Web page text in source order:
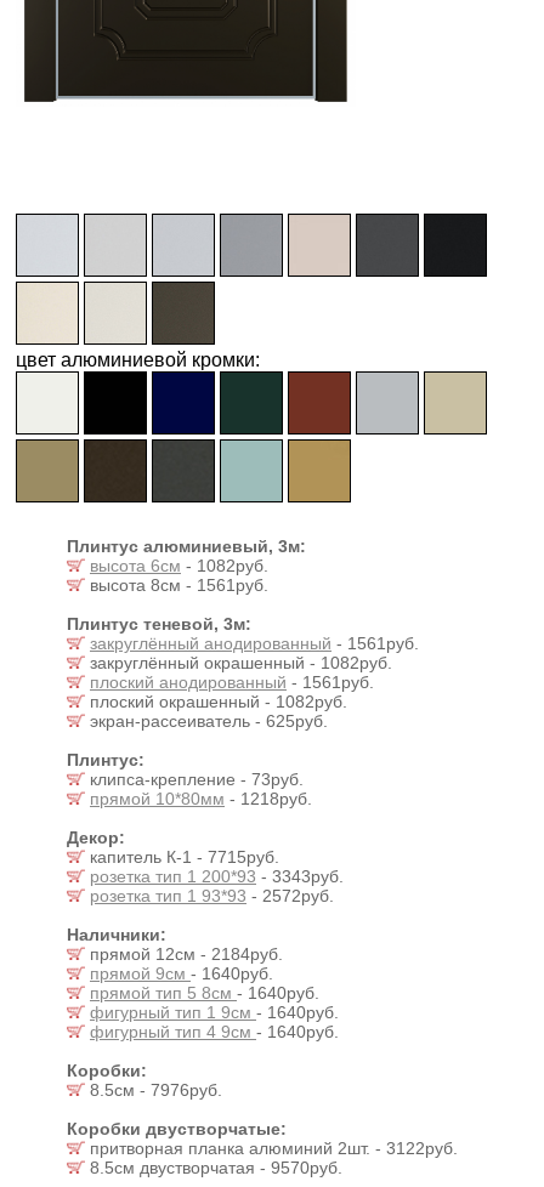
цвет алюминиевой кромки:
Плинтус алюминиевый, 3м:
высота 6см - 1082руб.
высота 8см - 1561руб.
Плинтус теневой, 3м:
закруглённый анодированный - 1561руб.
закруглённый окрашенный - 1082руб.
плоский анодированный - 1561руб.
плоский окрашенный - 1082руб.
экран-рассеиватель - 625руб.
Плинтус:
клипса-крепление - 73руб.
прямой 10*80мм - 1218руб.
Декор:
капитель К-1 - 7715руб.
розетка тип 1 200*93 - 3343руб.
розетка тип 1 93*93 - 2572руб.
Наличники:
прямой 12см - 2184руб.
прямой 9см - 1640руб.
прямой тип 5 8см - 1640руб.
фигурный тип 1 9см - 1640руб.
фигурный тип 4 9см - 1640руб.
Коробки:
8.5см - 7976руб.
Коробки двустворчатые:
притворная планка алюминий 2шт. - 3122руб.
8.5см двустворчатая - 9570руб.